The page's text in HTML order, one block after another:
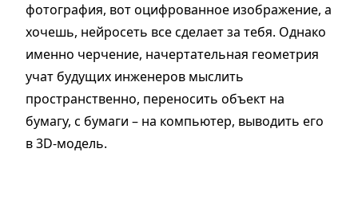
фотография, вот оцифрованное изображение, а
хочешь, нейросеть все сделает за тебя. Однако
именно черчение, начертательная геометрия
учат будущих инженеров мыслить
пространственно, переносить объект на
бумагу, с бумаги – на компьютер, выводить его
в 3D-модель.